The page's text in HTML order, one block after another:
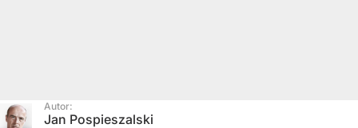
Autor:
Jan Pospieszalski